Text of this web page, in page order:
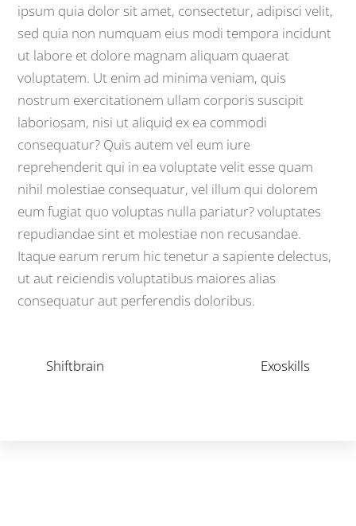
ipsum quia dolor sit amet, consectetur, adipisci velit,
sed quia non numquam eius modi tempora incidunt
ut labore et dolore magnam aliquam quaerat
voluptatem. Ut enim ad minima veniam, quis
nostrum exercitationem ullam corporis suscipit
laboriosam, nisi ut aliquid ex ea commodi
consequatur? Quis autem vel eum iure
reprehenderit qui in ea voluptate velit esse quam
nihil molestiae consequatur, vel illum qui dolorem
eum fugiat quo voluptas nulla pariatur? voluptates
repudiandae sint et molestiae non recusandae.
Itaque earum rerum hic tenetur a sapiente delectus,
ut aut reiciendis voluptatibus maiores alias
consequatur aut perferendis doloribus.
Shiftbrain Exoskills